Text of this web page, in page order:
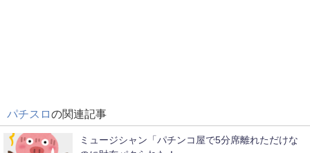
パチスロの関連記事
ミュージシャン「パチンコ屋で5分席離れただけな